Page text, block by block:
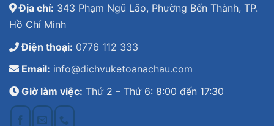
Địa chỉ: 343 Phạm Ngũ Lão, Phường Bến Thành, TP.
Hồ Chí Minh
Điện thoại: 0776 112 333
Email: info@dichvuketoanachau.com
Giờ làm việc: Thứ 2 – Thứ 6: 8:00 đến 17:30